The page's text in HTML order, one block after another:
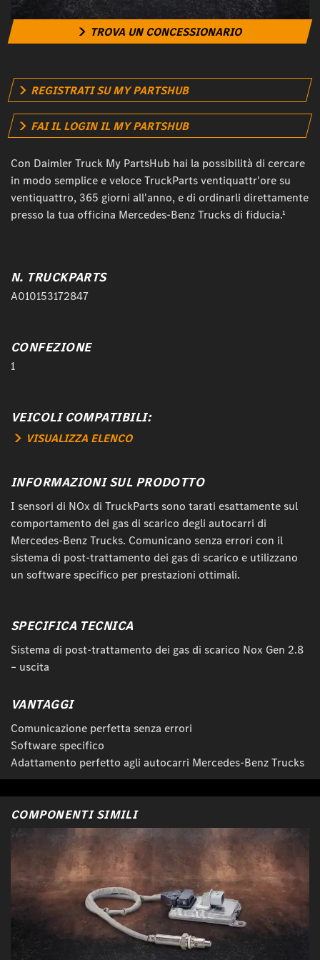
TROVA UN CONCESSIONARIO
REGISTRATI SU MY PARTSHUB
FAI IL LOGIN IL MY PARTSHUB
Con Daimler Truck My PartsHub hai la possibilità di cercare
in modo semplice e veloce TruckParts ventiquattr'ore su
ventiquattro, 365 giorni all'anno, e di ordinarli direttamente
presso la tua officina Mercedes-Benz Trucks di fiducia.¹
N. TRUCKPARTS
A010153172847
CONFEZIONE
1
VEICOLI COMPATIBILI:
VISUALIZZA ELENCO
INFORMAZIONI SUL PRODOTTO
I sensori di NOx di TruckParts sono tarati esattamente sul
comportamento dei gas di scarico degli autocarri di
Mercedes-Benz Trucks. Comunicano senza errori con il
sistema di post-trattamento dei gas di scarico e utilizzano
un software specifico per prestazioni ottimali.
SPECIFICA TECNICA
Sistema di post-trattamento dei gas di scarico Nox Gen 2.8
– uscita
VANTAGGI
Comunicazione perfetta senza errori
Software specifico
Adattamento perfetto agli autocarri Mercedes-Benz Trucks
COMPONENTI SIMILI